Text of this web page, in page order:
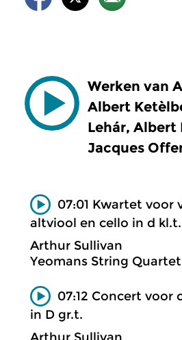
Werken van
Albert
Lehár, Albert
Jacques
07:01 Kwartet voor
altviool en cello in d
Arthur Sullivan
Yeomans String Quartet
07:12 Concert voor
in D gr.t.